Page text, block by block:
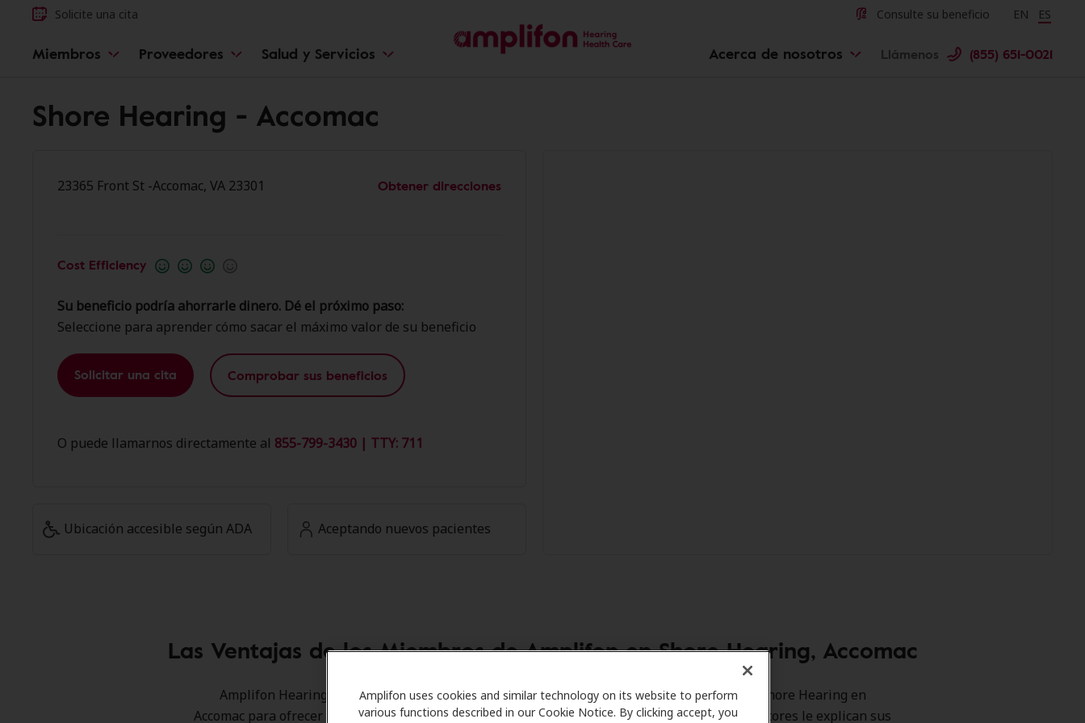
Amplifon uses cookies and similar technology on its website to perform
various functions described in our Cookie Notice. By clicking accept, you
Solicite una cita Consulte su beneficio Change
EN ES
Miembros Proveedores Salud y Servicios Acerca de nosotros Llámenos (855) 651-0021
Shore Hearing - Accomac
23365 Front St -Accomac, VA 23301 Obtener direcciones
Cost Efficiency
Su beneficio podría ahorrarle dinero. Dé el próximo paso:
Seleccione para aprender cómo sacar el máximo valor de su beneficio
Solicitar una cita Comprobar sus beneficios
O puede llamarnos directamente al 855-799-3430 | TTY: 711
Ubicación accesible según ADA Aceptando nuevos pacientes
Las Ventajas de los Miembros de Amplifon en Shore Hearing, Accomac
Amplifon Hearing Health Care se asocia con muchos planes de beneficios y clínicas como Shore Hearing en
Accomac para ofrecer descuentos especiales en audífonos y atención auditiva. Nuestros promotores le explican sus